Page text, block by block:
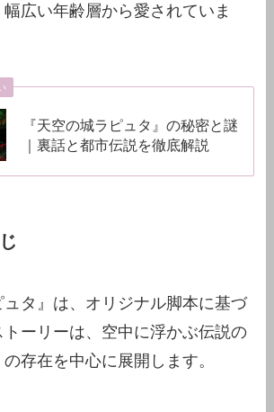
広い年齢層から愛されていま
『天空の城ラピュタ』の秘密と謎
｜裏話と都市伝説を徹底解説
ュタ』は、オリジナル脚本に基づ
トーリーは、空中に浮かぶ伝説の
存在を中心に展開します。